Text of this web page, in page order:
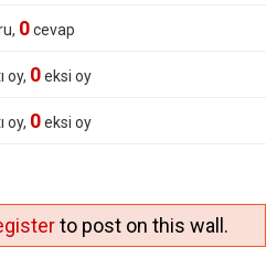
0cevap
oy, 0eksi oy
oy, 0eksi oy
to post on this wall.